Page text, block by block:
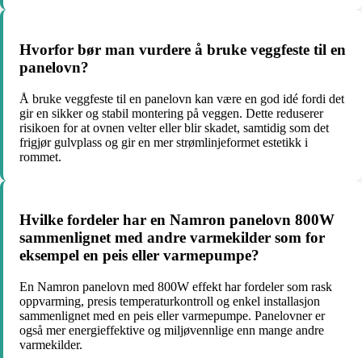
Hvorfor bør man vurdere å bruke veggfeste til en
panelovn?
Å bruke veggfeste til en panelovn kan være en god idé fordi det
gir en sikker og stabil montering på veggen. Dette reduserer
risikoen for at ovnen velter eller blir skadet, samtidig som det
frigjør gulvplass og gir en mer strømlinjeformet estetikk i
rommet.
Hvilke fordeler har en Namron panelovn 800W
sammenlignet med andre varmekilder som for
eksempel en peis eller varmepumpe?
En Namron panelovn med 800W effekt har fordeler som rask
oppvarming, presis temperaturkontroll og enkel installasjon
sammenlignet med en peis eller varmepumpe. Panelovner er
også mer energieffektive og miljøvennlige enn mange andre
varmekilder.